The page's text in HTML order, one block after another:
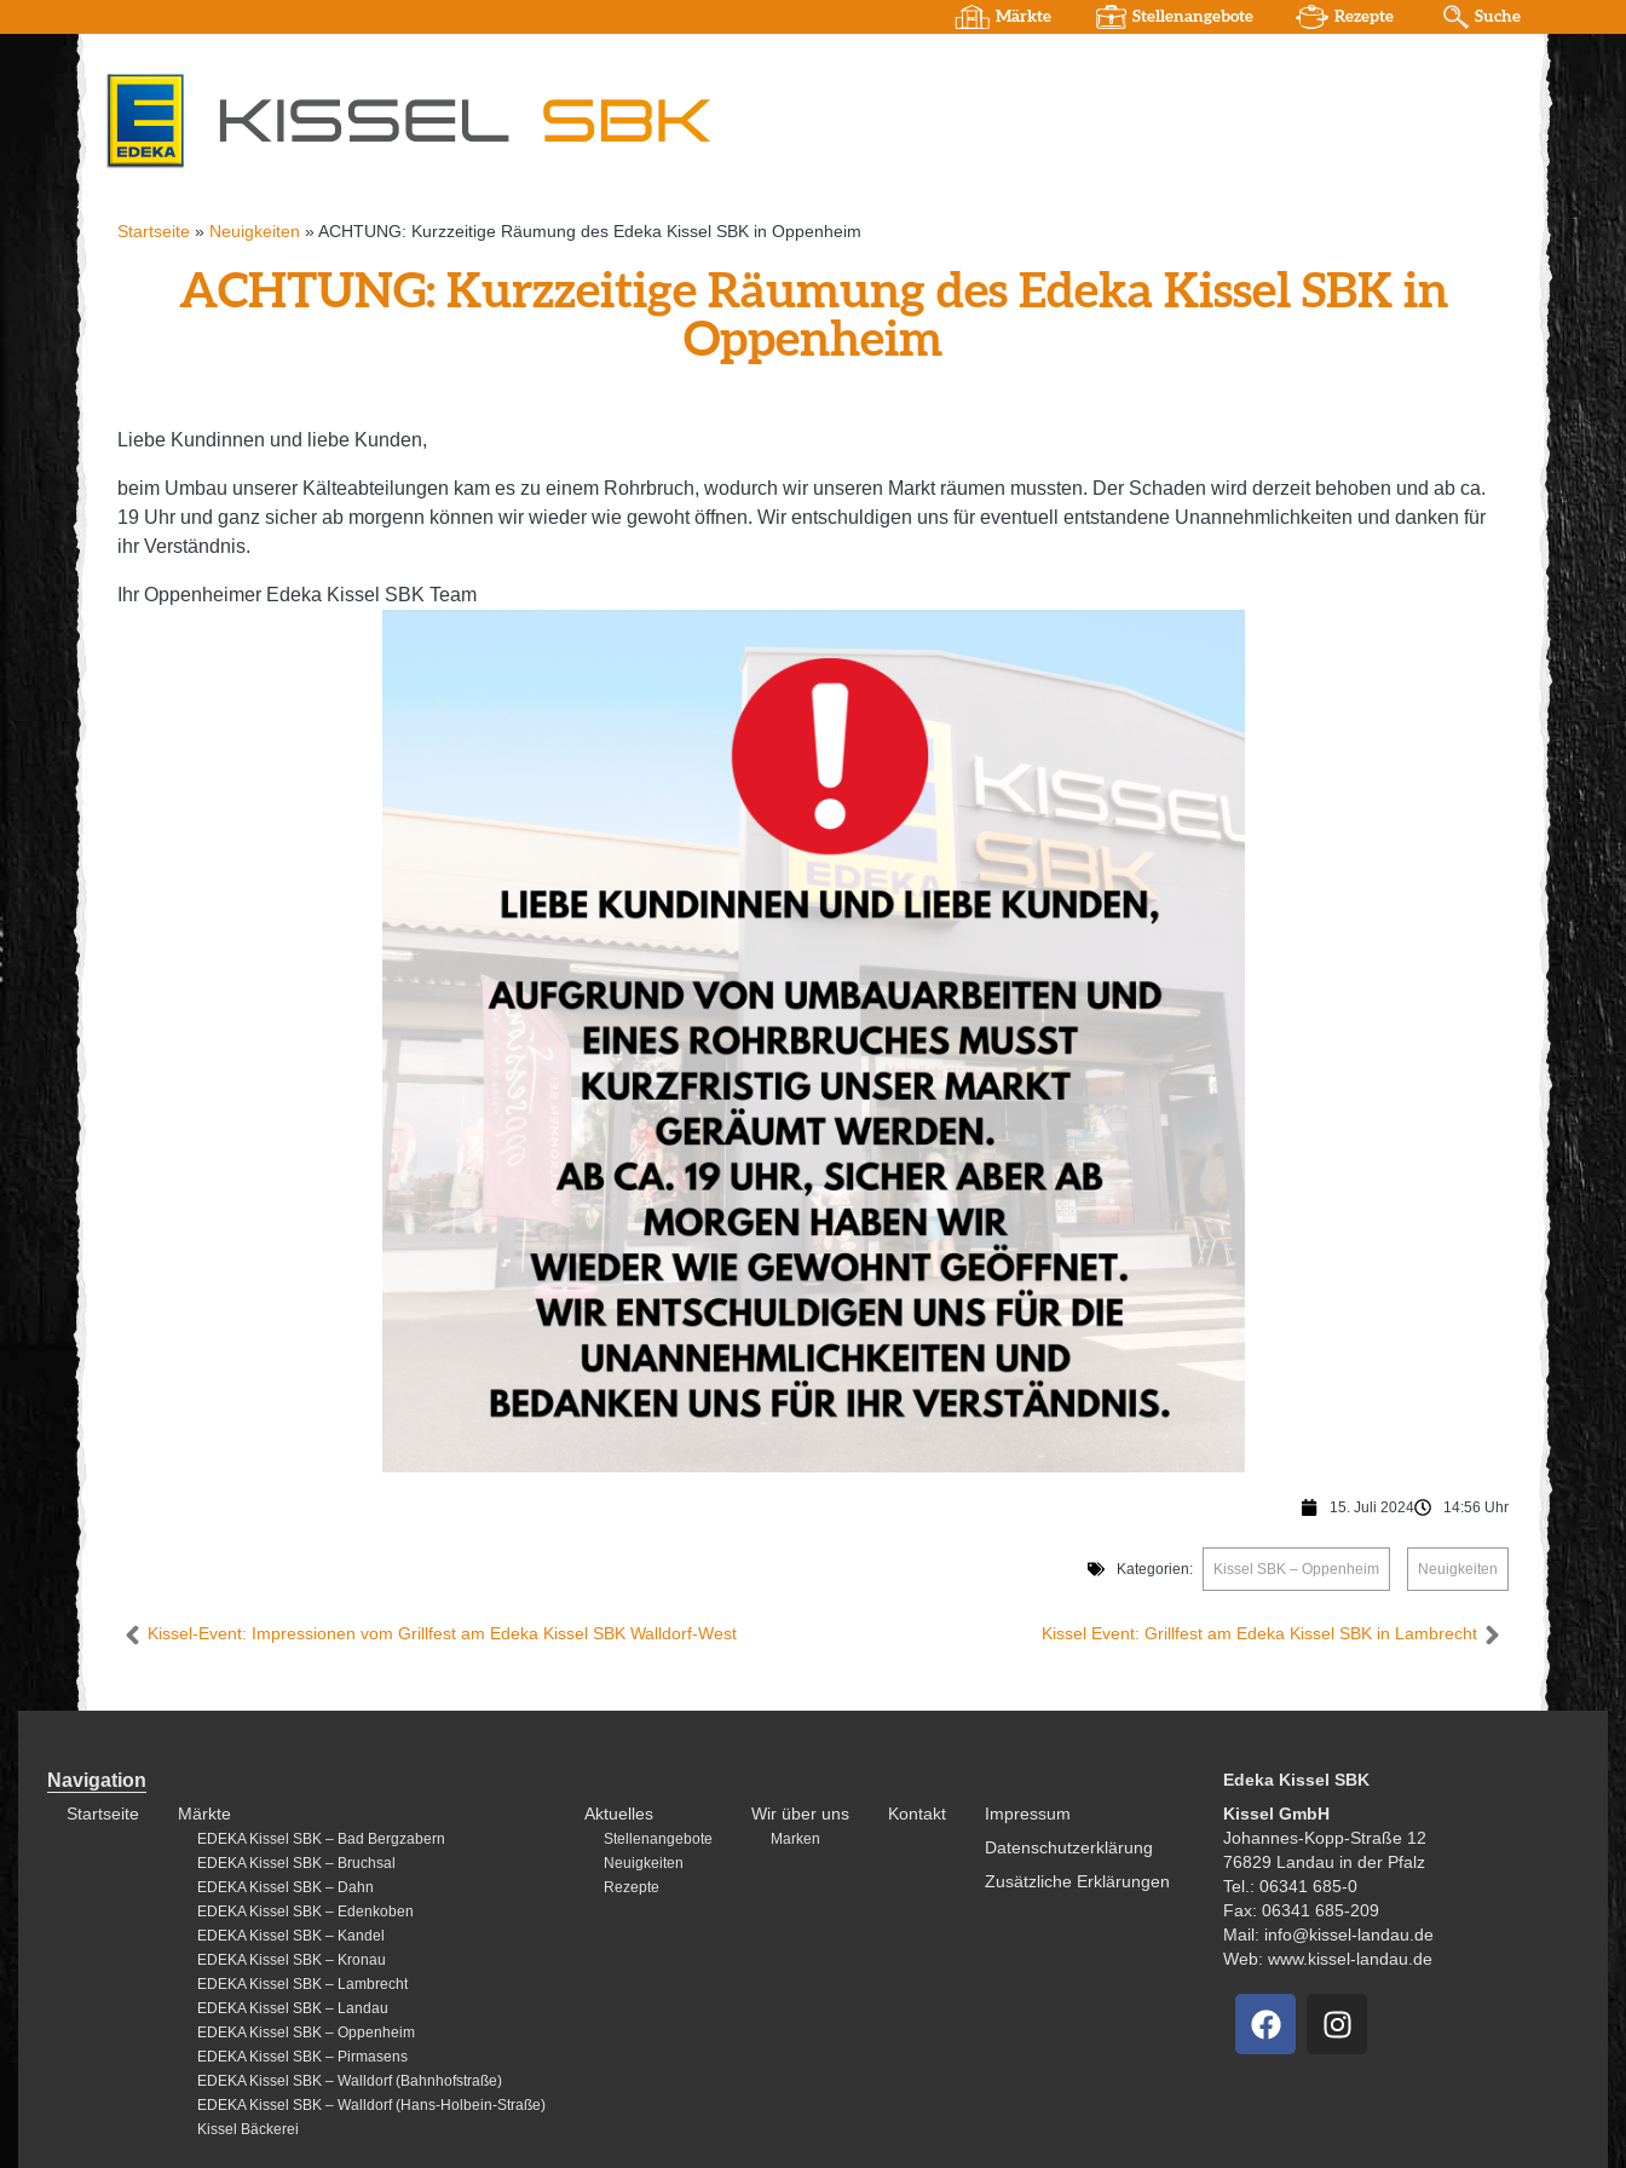
Märkte Stellenangebote Rezepte Suche
Startseite » Neuigkeiten » ACHTUNG: Kurzzeitige Räumung des Edeka Kissel SBK in Oppenheim
ACHTUNG: Kurzzeitige Räumung des Edeka Kissel SBK in
Oppenheim
Liebe Kundinnen und liebe Kunden,
beim Umbau unserer Kälteabteilungen kam es zu einem Rohrbruch, wodurch wir unseren Markt räumen mussten. Der Schaden wird derzeit behoben und ab ca.
19 Uhr und ganz sicher ab morgenn können wir wieder wie gewoht öffnen. Wir entschuldigen uns für eventuell entstandene Unannehmlichkeiten und danken für
ihr Verständnis.
Ihr Oppenheimer Edeka Kissel SBK Team
15. Juli 2024 14:56 Uhr
Kategorien: Kissel SBK – Oppenheim Neuigkeiten
Kissel-Event: Impressionen vom Grillfest am Edeka Kissel SBK Walldorf-West Kissel Event: Grillfest am Edeka Kissel SBK in Lambrecht
Navigation
Startseite Märkte
EDEKA Kissel SBK – Bad Bergzabern
EDEKA Kissel SBK – Bruchsal
EDEKA Kissel SBK – Dahn
EDEKA Kissel SBK – Edenkoben
EDEKA Kissel SBK – Kandel
EDEKA Kissel SBK – Kronau
EDEKA Kissel SBK – Lambrecht
EDEKA Kissel SBK – Landau
EDEKA Kissel SBK – Oppenheim
EDEKA Kissel SBK – Pirmasens
EDEKA Kissel SBK – Walldorf (Bahnhofstraße)
EDEKA Kissel SBK – Walldorf (Hans-Holbein-Straße)
Kissel Bäckerei
Aktuelles
Stellenangebote
Neuigkeiten
Rezepte
Wir über uns
Marken
Kontakt
Impressum
Datenschutzerklärung
Zusätzliche Erklärungen
Edeka Kissel SBK
Kissel GmbH
Johannes-Kopp-Straße 12
76829 Landau in der Pfalz
Tel.: 06341 685-0
Fax: 06341 685-209
Mail: info@kissel-landau.de
Web: www.kissel-landau.de